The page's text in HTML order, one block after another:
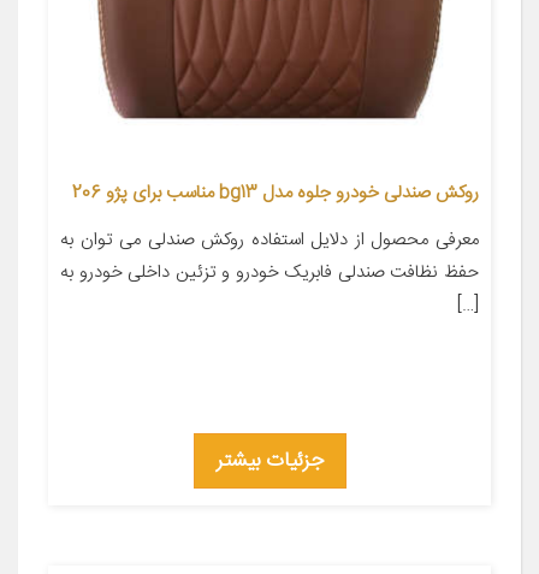
روکش صندلی خودرو جلوه مدل bg13 مناسب برای پژو 206
معرفی محصول از دلایل استفاده روکش صندلی می توان به
حفظ نظافت صندلی فابریک خودرو و تزئین داخلی خودرو به
[…]
جزئیات بیشتر